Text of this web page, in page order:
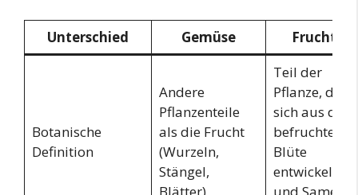
Unterschied Gemüse Frucht
Botanische
Definition
Andere
Pflanzenteile
als die Frucht
(Wurzeln,
Stängel,
Teil der
Pflanze, der
sich aus der
befruchteten
Blüte
entwickelt